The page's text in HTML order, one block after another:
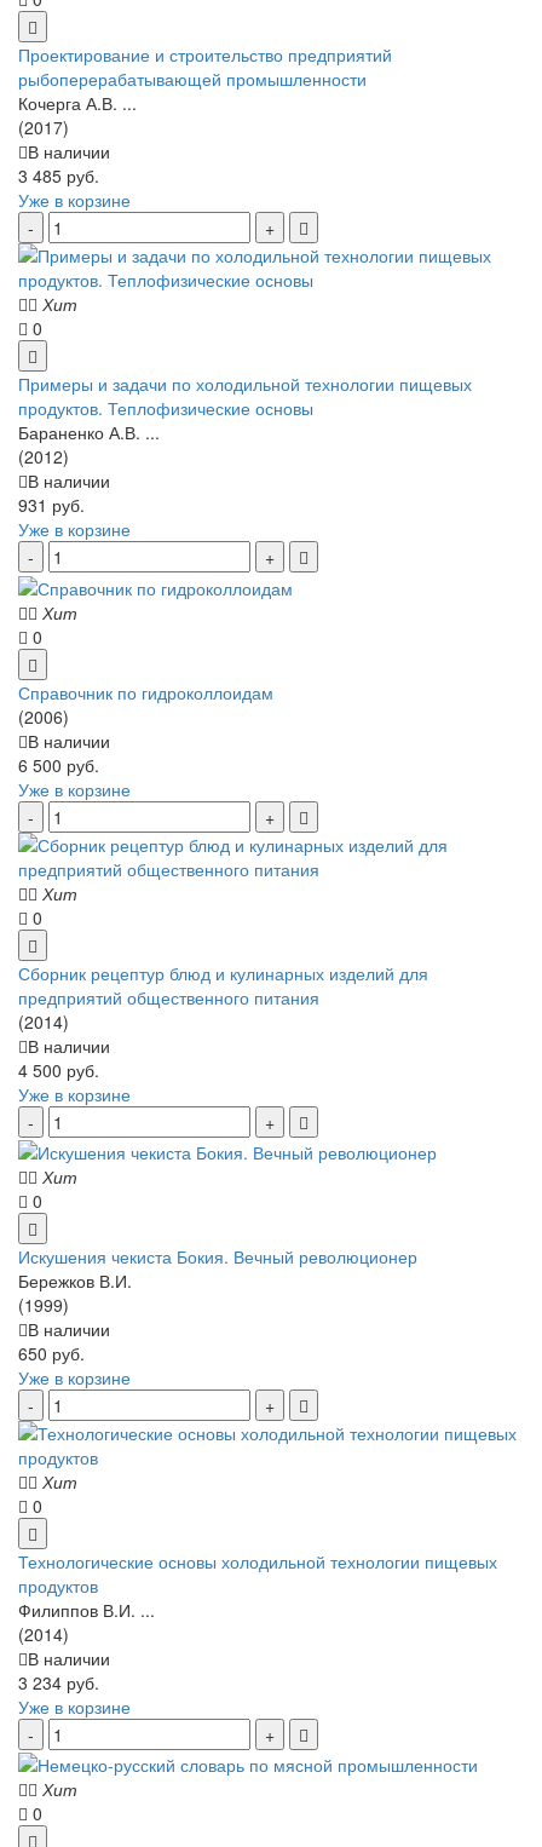
Проектирование и строительство предприятий
рыбоперерабатывающей промышленности
Кочерга А.В. ...
(2017)
В наличии
3 485 руб.
Уже в корзине
Хит
0
Примеры и задачи по холодильной технологии пищевых
продуктов. Теплофизические основы
Бараненко А.В. ...
(2012)
В наличии
931 руб.
Уже в корзине
Хит
0
Справочник по гидроколлоидам
(2006)
В наличии
6 500 руб.
Уже в корзине
Хит
0
Сборник рецептур блюд и кулинарных изделий для
предприятий общественного питания
(2014)
В наличии
4 500 руб.
Уже в корзине
Хит
0
Искушения чекиста Бокия. Вечный революционер
Бережков В.И.
(1999)
В наличии
650 руб.
Уже в корзине
Хит
0
Технологические основы холодильной технологии пищевых
продуктов
Филиппов В.И. ...
(2014)
В наличии
3 234 руб.
Уже в корзине
Хит
0